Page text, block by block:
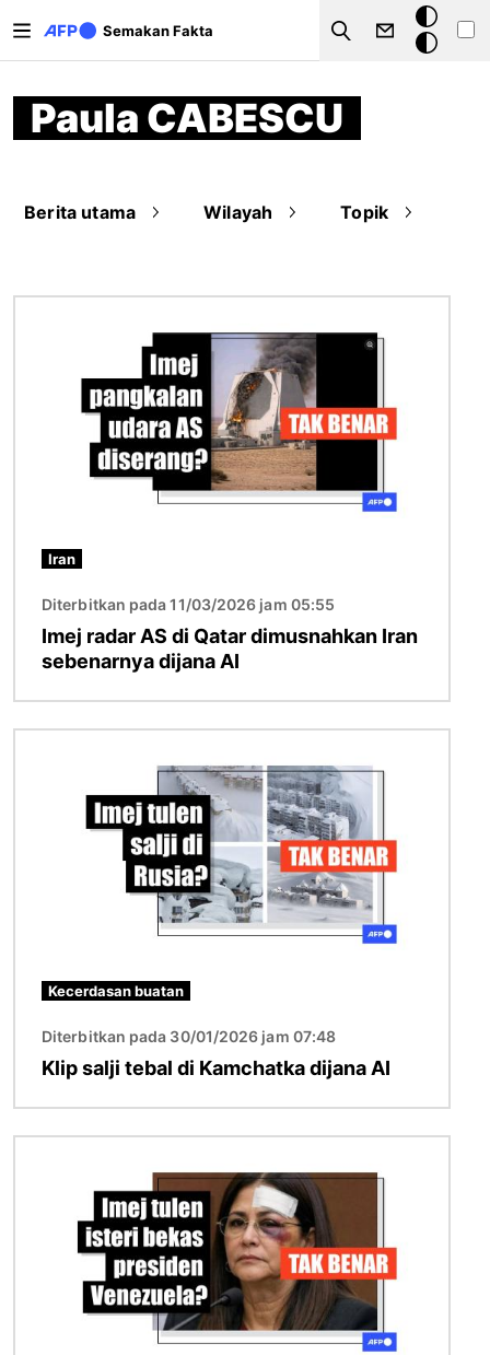
Semakan Fakta
Search
Mod
gelap
Paula CABESCU
Berita utama Wilayah Topik
Iran
Diterbitkan pada 11/03/2026 jam 05:55
Imej radar AS di Qatar dimusnahkan Iran
sebenarnya dijana AI
Kecerdasan buatan
Diterbitkan pada 30/01/2026 jam 07:48
Klip salji tebal di Kamchatka dijana AI